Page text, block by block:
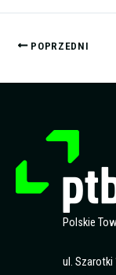
POPRZEDNI
Polskie
ul. Szarotki